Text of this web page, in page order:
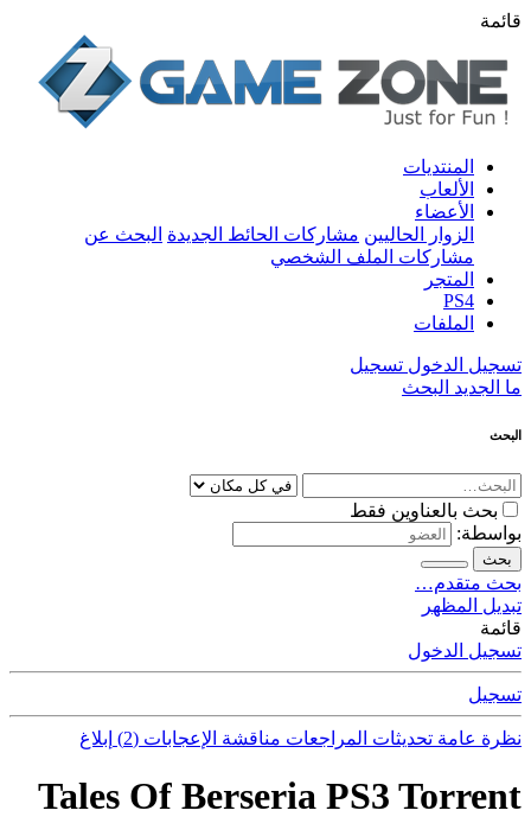
قائمة
المنتديات
الألعاب
الأعضاء
الزوار الحاليين مشاركات الحائط الجديدة البحث عن
مشاركات الملف الشخصي
المتجر
PS4
الملفات
تسجيل الدخول تسجيل
ما الجديد البحث
البحث
بحث بالعناوين فقط
بواسطة:
بحث
بحث متقدم…
تبديل المظهر
قائمة
تسجيل الدخول
تسجيل
نظرة عامة تحديثات المراجعات مناقشة الإعجابات (2) إبلاغ
Tales Of Berseria PS3 Torrent